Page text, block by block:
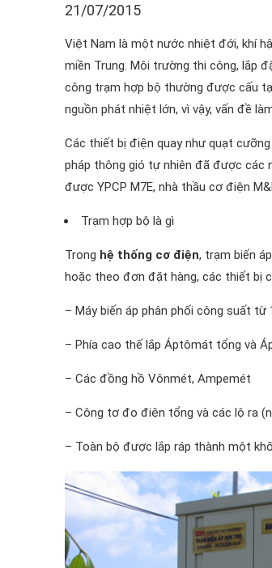
21/07/2015
Việt Nam là một nước nhiệt đới, khí
miền Trung. Môi trường thi công, lắp
công trạm hợp bộ thường được cấu
nguồn phát nhiệt lớn, vì vậy, vấn đề
Các thiết bị điện quay như quạt
pháp thông gió tự nhiên đã được các
được YPCP M7E, nhà thầu cơ điện
Trạm hợp bộ là gì
Trong hệ thống cơ điện, trạm biến
hoặc theo đơn đặt hàng, các thiết bị
– Máy biến áp phân phối công suất từ
– Phía cao thế lắp Áptômát tổng và
– Các đồng hồ Vônmét, Ampemét
– Công tơ đo điện tổng và các lộ ra
– Toàn bộ được lắp ráp thành một